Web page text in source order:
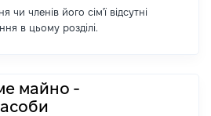
чи членів його сім'ї відсутні
в цьому розділі.
майно -